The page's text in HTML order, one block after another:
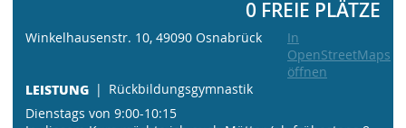
0 FREIE PLÄTZE
Winkelhausenstr. 10, 49090 Osnabrück
In
OpenStreetMaps
öffnen
LEISTUNG
Rückbildungsgymnastik
Dienstags von 9:00-10:15